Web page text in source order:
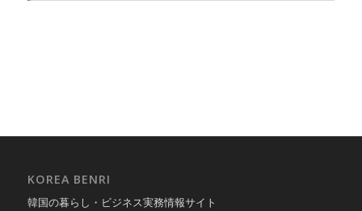
KOREA BENRI
韓国の暮らし・ビジネス実務情報サイト